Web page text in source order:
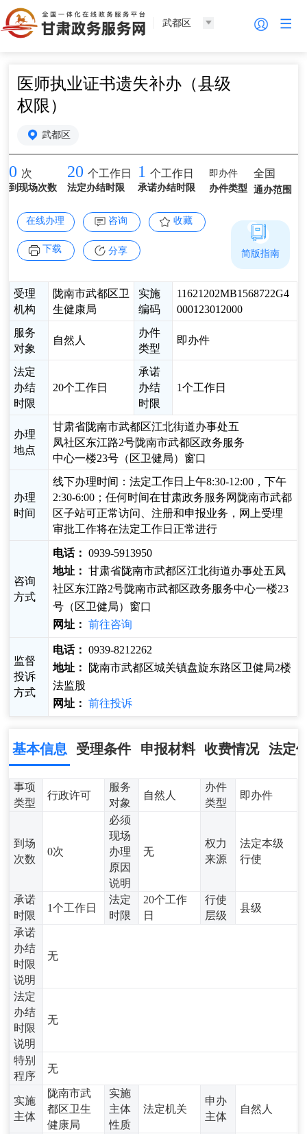
武都区
医师执业证书遗失补办（县级
权限）
武都区
0 次
到现场次数
20 个工作日
法定办结时限
1 个工作日
承诺办结时限
即办件
办件类型
全国
通办范围
在线办理 咨询 收藏
下载 分享
受理
机构
陇南市武都区卫
生健康局
实施
编码
11621202MB1568722G4
000123012000
服务
对象
自然人
办件
类型
即办件
法定
办结
时限
20个工作日
承诺
办结
时限
1个工作日
办理
地点
甘肃省陇南市武都区江北街道办事处五
凤社区东江路2号陇南市武都区政务服务
中心一楼23号（区卫健局）窗口
办理
时间
线下办理时间：法定工作日上午8:30-12:00，下午
2:30-6:00；任何时间在甘肃政务服务网陇南市武都
区子站可正常访问、注册和申报业务，网上受理
审批工作将在法定工作日正常进行
咨询
方式
电话： 0939-5913950
地址： 甘肃省陇南市武都区江北街道办事处五凤
社区东江路2号陇南市武都区政务服务中心一楼23
号（区卫健局）窗口
网址： 前往咨询
监督
投诉
方式
电话： 0939-8212262
地址：
陇南市武都区城关镇盘旋东路区卫健局2楼
法监股
网址： 前往投诉
简版指南
基本信息 受理条件 申报材料 收费情况 法定
事项
类型
行政许可
服务
对象
自然人
办件
类型
即办件
到场
次数
0次
必须
现场
办理
原因
说明
无
权力
来源
法定本级
行使
承诺
时限
1个工作日
法定
时限
20个工作
日
行使
层级
县级
承诺
办结
时限
说明
无
法定
办结
时限
说明
无
特别
程序
无
实施
主体
陇南市武
都区卫生
健康局
实施
主体
性质
法定机关
申办
主体
自然人